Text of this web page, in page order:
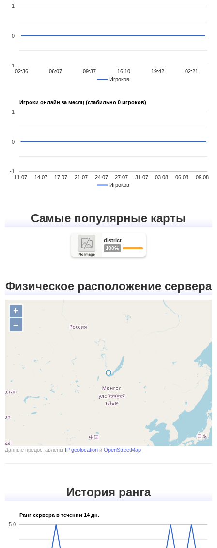
Игроков
02:36 06:07 09:37 16:10 19:42 02:21
-1
0
1
Игроки онлайн за месяц (стабильно 0 игроков)
Игроков
11.07 14.07 17.07 21.07 24.07 27.07 31.07 03.08 06.08 09.08
-1
0
1
Самые популярные карты
district
100%
Физическое расположение сервера
+
–
Данные предоставлены IP geolocation и OpenStreetMap
История ранга
Ранг сервера в течении 14 дн.
5.0